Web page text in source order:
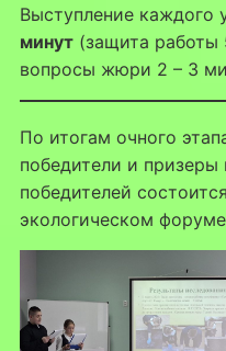
Выступление каждого
минут(защита работы
вопросы жюри 2 – 3
По итогам очного
победители и
победителей
экологическом